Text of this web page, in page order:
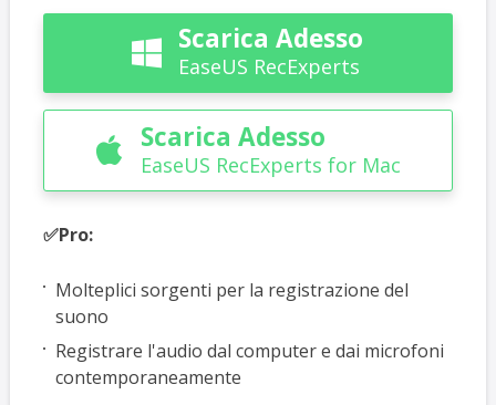
 Scarica Adesso
EaseUS RecExperts
 Scarica Adesso
EaseUS RecExperts for Mac
✅Pro:
Molteplici sorgenti per la registrazione del
suono
Registrare l'audio dal computer e dai microfoni
contemporaneamente